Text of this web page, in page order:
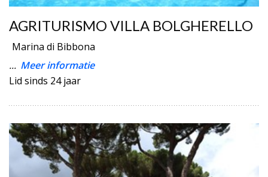
AGRITURISMO VILLA BOLGHERELLO
Marina di Bibbona
... Meer informatie
Lid sinds 24 jaar